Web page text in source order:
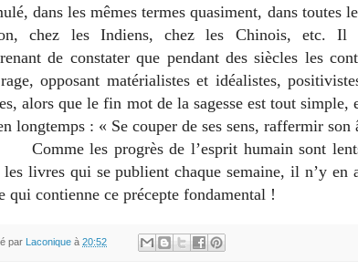
dans les mêmes termes quasiment, dans toutes
chez les Indiens, chez les Chinois, etc. Il
de constater que pendant des siècles les
opposant matérialistes et idéalistes,
alors que le fin mot de la sagesse est tout simple,
longtemps : « Se couper de ses sens, raffermir son
les progrès de l’esprit humain sont lents,
les livres qui se publient chaque semaine, il n’y en
qui contienne ce précepte fondamental !
par Laconique à 20:52